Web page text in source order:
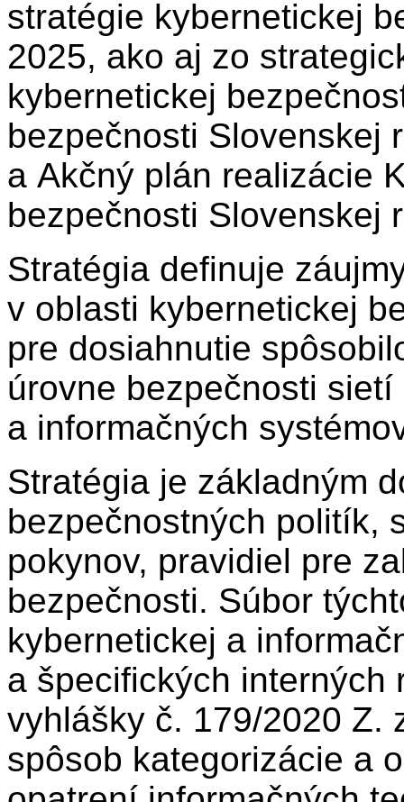
stratégie kybernetickej
2025, ako aj zo
kybernetickej
bezpečnosti Slovenskej
a Akčný plán realizácie
bezpečnosti Slovenskej
Stratégia definuje
v oblasti kybernetickej
pre dosiahnutie
úrovne bezpečnosti sietí
a informačných
Stratégia je základným
bezpečnostných politík,
pokynov, pravidiel pre
bezpečnosti. Súbor
kybernetickej a
a špecifických interných
vyhlášky č. 179/2020 Z.
spôsob kategorizácie a